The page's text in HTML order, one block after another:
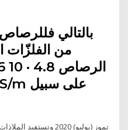
بالتالي
من الفلزّات